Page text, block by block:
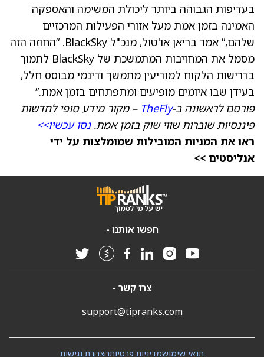
בעדיפות הגבוהה ביותר ליכולת המשימה והאספקה
האמינה בזמן אמת מעל אזורי הפעילות המרכזיים
שלהם,” אמר בריאן או'טול, מנכ"ל BlackSky. “החוזה הזה
מסמל את המחויבות המתמשכת של BlackSky לתמוך
בדרישות הלקוח למודיעין מתמשך ודינמי מבוסס חלל,
בעידן שבו איומים מופיעים ומתפתחים בזמן אמת.”
פורסם לראשונה ב-TheFly – מקור מידע סופי לחדשות
פיננסיות שוברות שווי שוק בזמן אמת.נסו עכשיו>>
ראו את המניות המובילות שמומלצות על ידי
אנליסטים >>
חפשו אותנו -
צרו קשר -
support@tipranks.com
הצהרת נגישותמדיניות פרטיותתנאי שימוש